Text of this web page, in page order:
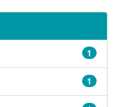
1
1